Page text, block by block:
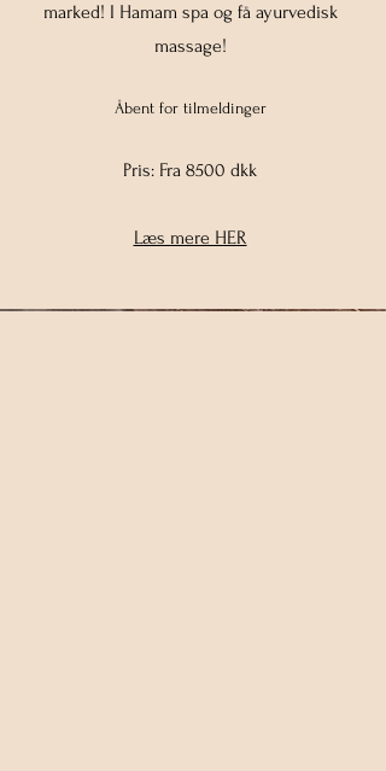
marked! I Hamam spa og få ayurvedisk
massage!
Åbentfor tilmeldinger
Pris: Fra 8500 dkk
Læs mere HER